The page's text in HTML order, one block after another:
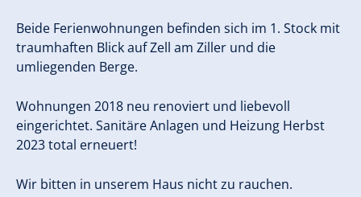
Beide Ferienwohnungen befinden sich im 1. Stock mit
traumhaften Blick auf Zell am Ziller und die
umliegenden Berge.
Wohnungen 2018 neu renoviert und liebevoll
eingerichtet. Sanitäre Anlagen und Heizung Herbst
2023 total erneuert!
Wir bitten in unserem Haus nicht zu rauchen.